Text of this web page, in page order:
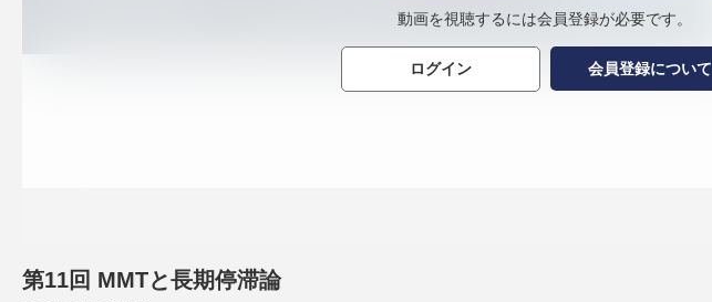
動画を視聴するには会員登録が必要です。
ログイン 会員登録について
第11回 MMTと長期停滞論